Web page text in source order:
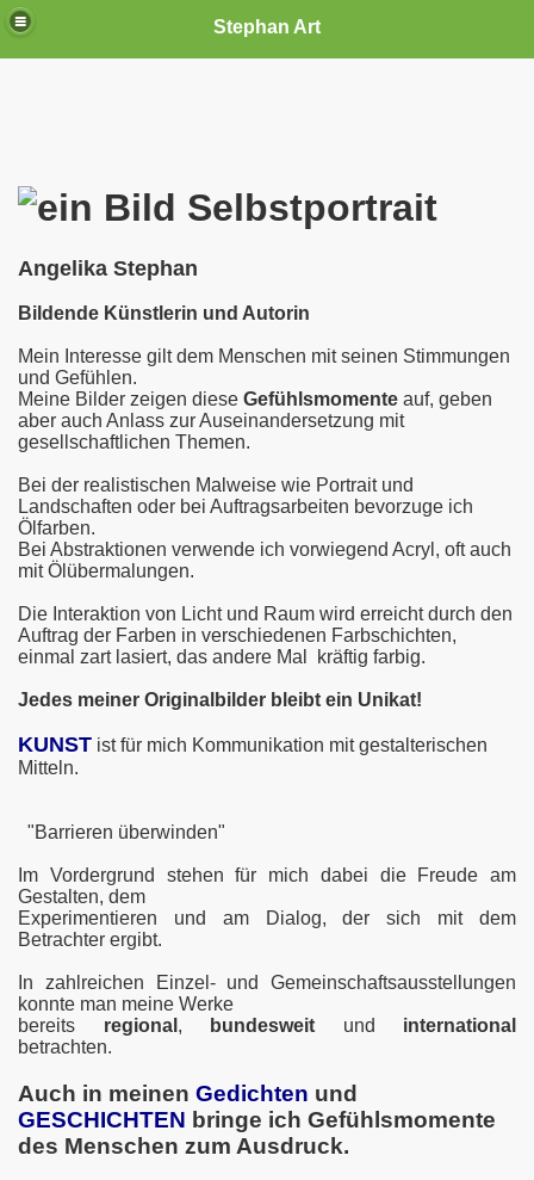
Stephan Art
Selbstportrait
Angelika Stephan
Bildende Künstlerin und Autorin
Mein Interesse gilt dem Menschen mit seinen Stimmungen
und Gefühlen.
Meine Bilder zeigen diese Gefühlsmomente auf, geben
aber auch Anlass zur Auseinandersetzung mit
gesellschaftlichen Themen.
Bei der realistischen Malweise wie Portrait und
Landschaften oder bei Auftragsarbeiten bevorzuge ich
Ölfarben.
Bei Abstraktionen verwende ich vorwiegend Acryl, oft auch
mit Ölübermalungen.
Die Interaktion von Licht und Raum wird erreicht durch den
Auftrag der Farben in verschiedenen Farbschichten,
einmal zart lasiert, das andere Mal kräftig farbig.
Jedes meiner Originalbilder bleibt ein Unikat!
KUNST ist für mich Kommunikation mit gestalterischen
Mitteln.
"Barrieren überwinden"
Im Vordergrund stehen für mich dabei die Freude am
Gestalten, dem
Experimentieren und am Dialog, der sich mit dem
Betrachter ergibt.
In zahlreichen Einzel- und Gemeinschaftsausstellungen
konnte man meine Werke
bereits regional , bundesweit und international
betrachten.
Auch in meinen Gedichten und
GESCHICHTEN bringe ich Gefühlsmomente
des Menschen zum Ausdruck.